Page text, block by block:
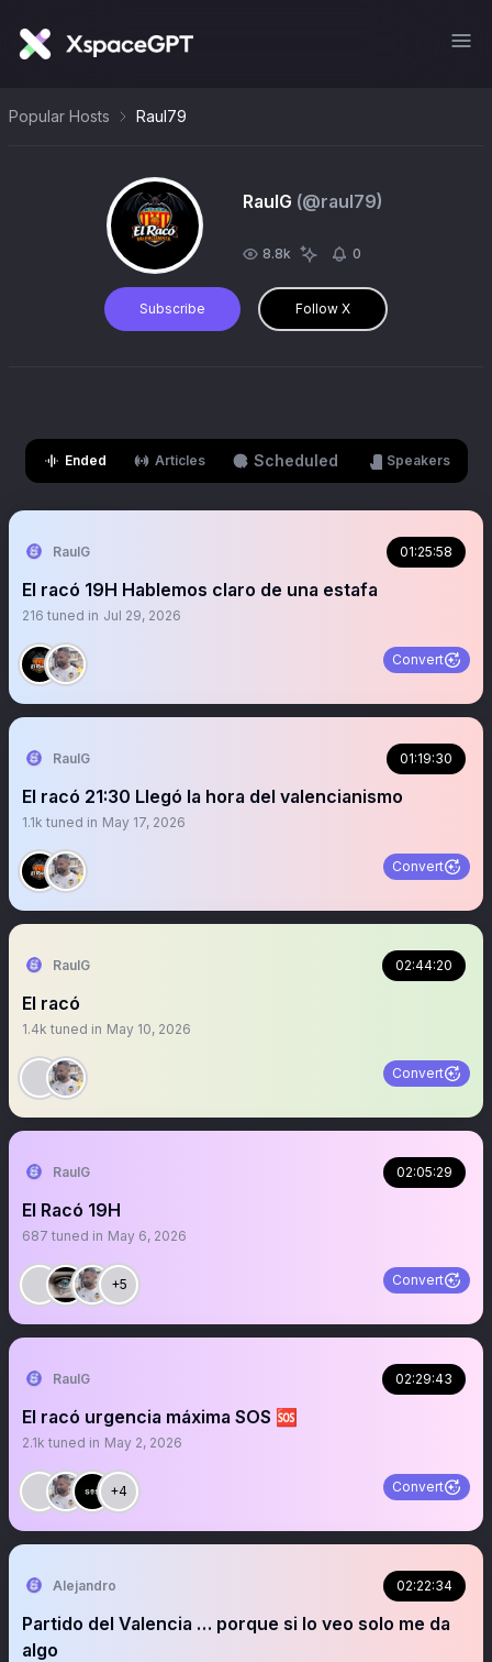
Popular Hosts Raul79
RaulG (@raul79)
8.8k 0
Subscribe Follow X
Ended Articles Scheduled Speakers
RaulG 01:25:58
El racó 19H Hablemos claro de una estafa
216 tuned in Jul 29, 2026
Convert
RaulG 01:19:30
El racó 21:30 Llegó la hora del valencianismo
1.1k tuned in May 17, 2026
Convert
RaulG 02:44:20
El racó
1.4k tuned in May 10, 2026
Convert
RaulG 02:05:29
El Racó 19H
687 tuned in May 6, 2026
+5 Convert
RaulG 02:29:43
El racó urgencia máxima SOS 🆘
2.1k tuned in May 2, 2026
+4 Convert
Alejandro 02:22:34
Partido del Valencia … porque si lo veo solo me da
algo